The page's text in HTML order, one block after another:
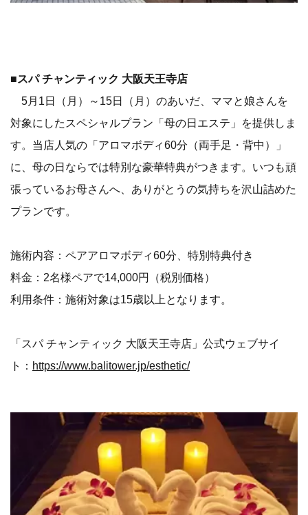
■スパ チャンティック 大阪天王寺店
5月1日（月）～15日（月）のあいだ、ママと娘さんを
対象にしたスペシャルプラン「母の日エステ」を提供しま
す。当店人気の「アロマボディ60分（両手足・背中）」
に、母の日ならでは特別な豪華特典がつきます。いつも頑
張っているお母さんへ、ありがとうの気持ちを沢山詰めた
プランです。
施術内容：ペアアロマボディ60分、特別特典付き
料金：2名様ペアで14,000円（税別価格）
利用条件：施術対象は15歳以上となります。
「スパ チャンティック 大阪天王寺店」公式ウェブサイ
ト： https://www.balitower.jp/esthetic/